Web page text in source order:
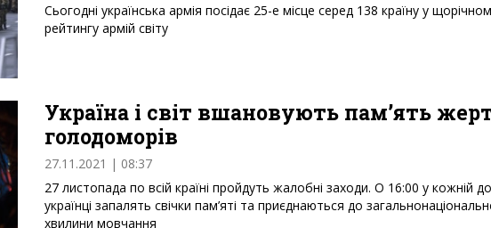
Сьогодні українська армія посідає 25-е місце серед 138 країну у
рейтингу армій світу
Україна і світ вшановують пам’ять
голодоморів
27.11.2021 | 08:37
27 листопада по всій країні пройдуть жалобні заходи. О 16:00 у кожній
українці запалять свічки пам’яті та приєднаються до
хвилини мовчання